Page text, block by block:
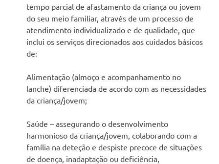
tempo parcial de afastamento da criança ou jovem
do seu meio familiar, através de um processo de
atendimento individualizado e de qualidade, que
inclui os serviços direcionados aos cuidados básicos
de:
Alimentação (almoço e acompanhamento no
lanche) diferenciada de acordo com as necessidades
da criança/jovem;
Saúde – assegurando o desenvolvimento
harmonioso da criança/jovem, colaborando com a
família na deteção e despiste precoce de situações
de doença, inadaptação ou deficiência,